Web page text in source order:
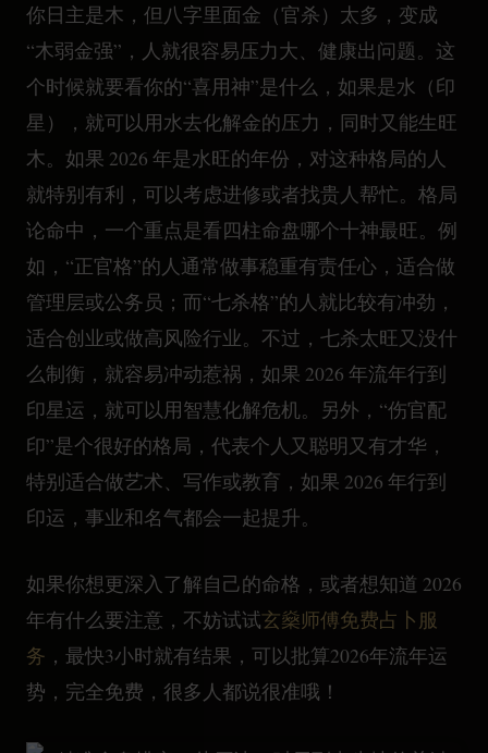
你日主是木，但八字里面金（官杀）太多，变成
“木弱金强”，人就很容易压力大、健康出问题。这
个时候就要看你的“喜用神”是什么，如果是水（印
星），就可以用水去化解金的压力，同时又能生旺
木。如果 2026 年是水旺的年份，对这种格局的人
就特别有利，可以考虑进修或者找贵人帮忙。格局
论命中，一个重点是看四柱命盘哪个十神最旺。例
如，“正官格”的人通常做事稳重有责任心，适合做
管理层或公务员；而“七杀格”的人就比较有冲劲，
适合创业或做高风险行业。不过，七杀太旺又没什
么制衡，就容易冲动惹祸，如果 2026 年流年行到
印星运，就可以用智慧化解危机。另外，“伤官配
印”是个很好的格局，代表个人又聪明又有才华，
特别适合做艺术、写作或教育，如果 2026 年行到
印运，事业和名气都会一起提升。
如果你想更深入了解自己的命格，或者想知道 2026
年有什么要注意，不妨试试玄燊师傅免费占卜服
务 ，最快3小时就有结果，可以批算2026年流年运
势，完全免费，很多人都说很准哦！